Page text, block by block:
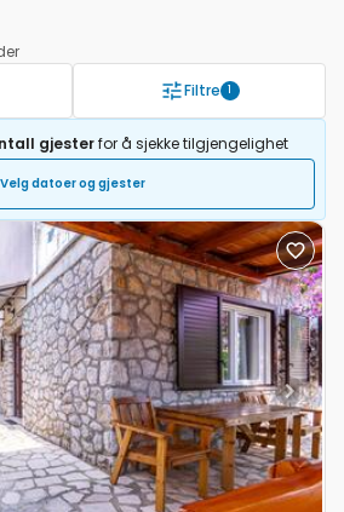
Filtre 1
gjesterfor å sjekke tilgjengelighet
Velg datoer og gjester
Next